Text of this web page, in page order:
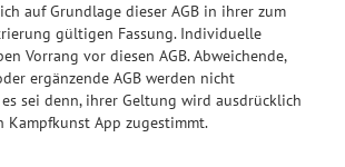
auf Grundlage dieser AGB in ihrer zum
gültigen Fassung. Individuelle
Vorrang vor diesen AGB. Abweichende,
ergänzende AGB werden nicht
sei denn, ihrer Geltung wird ausdrücklich
App zugestimmt.